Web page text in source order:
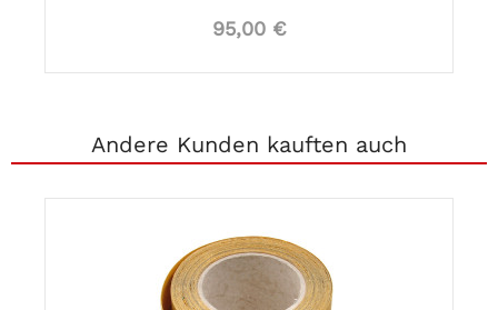
95,00 €
Andere Kunden kauften auch